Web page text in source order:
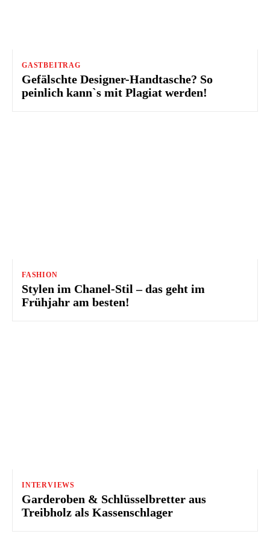
GASTBEITRAG
Gefälschte Designer-Handtasche? So
peinlich kann`s mit Plagiat werden!
FASHION
Stylen im Chanel-Stil – das geht im
Frühjahr am besten!
INTERVIEWS
Garderoben & Schlüsselbretter aus
Treibholz als Kassenschlager